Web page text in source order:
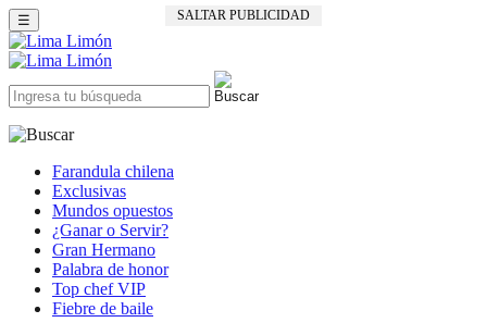
SALTAR PUBLICIDAD
☰
Farandula chilena
Exclusivas
Mundos opuestos
¿Ganar o Servir?
Gran Hermano
Palabra de honor
Top chef VIP
Fiebre de baile